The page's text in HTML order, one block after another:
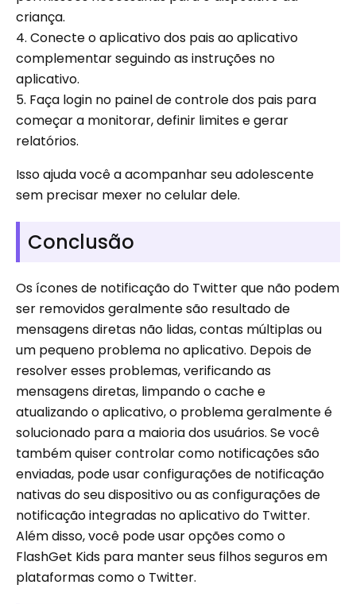
criança.
4. Conecte o aplicativo dos pais ao aplicativo
complementar seguindo as instruções no
aplicativo.
5. Faça login no painel de controle dos pais para
começar a monitorar, definir limites e gerar
relatórios.
Isso ajuda você a acompanhar seu adolescente
sem precisar mexer no celular dele.
Conclusão
Os ícones de notificação do Twitter que não podem
ser removidos geralmente são resultado de
mensagens diretas não lidas, contas múltiplas ou
um pequeno problema no aplicativo. Depois de
resolver esses problemas, verificando as
mensagens diretas, limpando o cache e
atualizando o aplicativo, o problema geralmente é
solucionado para a maioria dos usuários. Se você
também quiser controlar como notificações são
enviadas, pode usar configurações de notificação
nativas do seu dispositivo ou as configurações de
notificação integradas no aplicativo do Twitter.
Além disso, você pode usar opções como o
FlashGet Kids para manter seus filhos seguros em
plataformas como o Twitter.